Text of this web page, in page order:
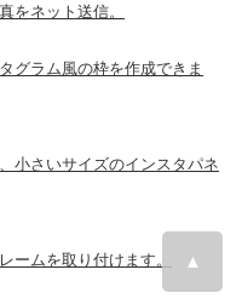
をネット送信。
グラム風の枠を作成できま
小さいサイズのインスタパネ
ームを取り付けます。 ▲